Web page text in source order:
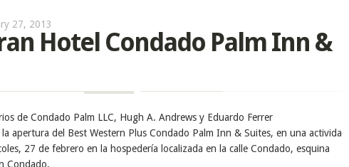
27, 2013
Hotel Condado Palm Inn &
de Condado Palm LLC, Hugh A. Andrews y Eduardo Ferrer
apertura del Best Western Plus Condado Palm Inn & Suites, en una actividad
27 de febrero en la hospedería localizada en la calle Condado, esquina
Condado.